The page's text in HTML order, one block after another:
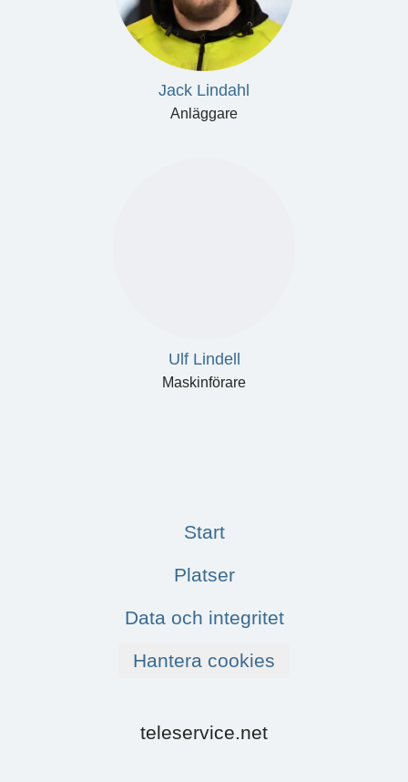
Jack Lindahl
Anläggare
Ulf Lindell
Maskinförare
Start
Platser
Data och integritet
Hantera cookies
teleservice.net